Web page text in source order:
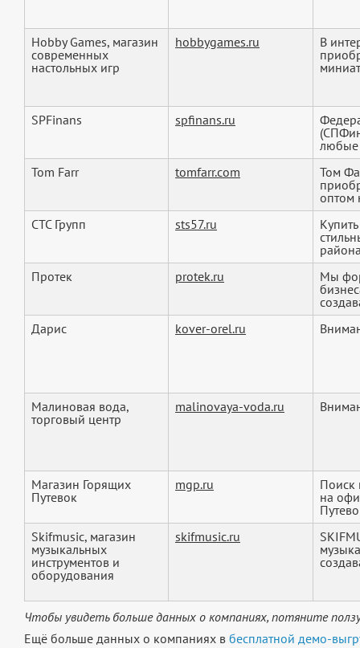
Hobby Games, магазин
современных
настольных игр
hobbygames.ru
В
SPFinans spfinans.ru
любые
Tom Farr
tomfarr.com
Том
оптом
СТС Групп
sts57.ru
Протек
protek.ru
Мы
Дарис
kover-orel.ru
Малиновая вода,
торговый центр
malinovaya-voda.ru
Магазин Горящих
Путевок
mgp.ru
Поиск
на
Skifmusic, магазин
музыкальных
инструментов и
оборудования
skifmusic.ru
Чтобы увидеть больше данных о компаниях, потяните
Ещё больше данных о компаниях в бесплатной демо-